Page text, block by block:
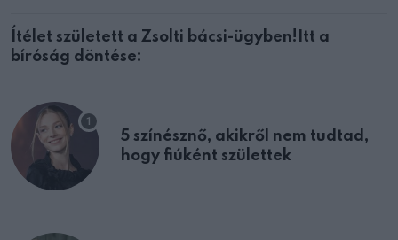
Ítélet született a Zsolti bácsi-ügyben!Itt a
bíróság döntése:
5 színésznő, akikről nem tudtad,
hogy fiúként születtek